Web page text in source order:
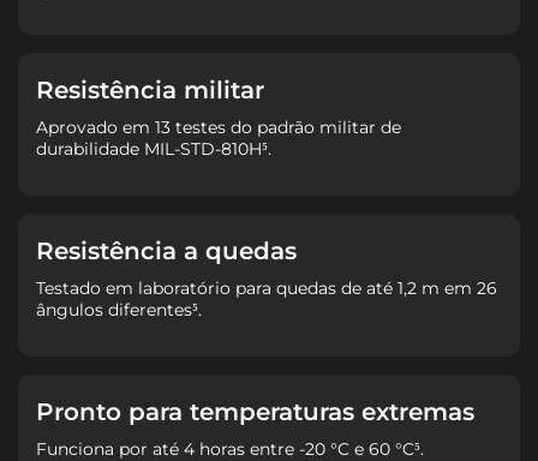
Resistência militar
Aprovado em 13 testes do padrão militar de
durabilidade MIL-STD-810H⁵.
Resistência a quedas
Testado em laboratório para quedas de até 1,2 m em 26
ângulos diferentes⁵.
Pronto para temperaturas extremas
Funciona por até 4 horas entre -20 °C e 60 °C⁵.